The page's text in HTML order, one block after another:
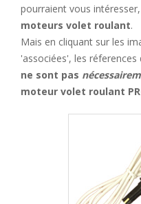
pourraient vous
moteurs volet roulant.
Mais en cliquant sur les
'associées', les
ne sont pas
moteur volet roulant